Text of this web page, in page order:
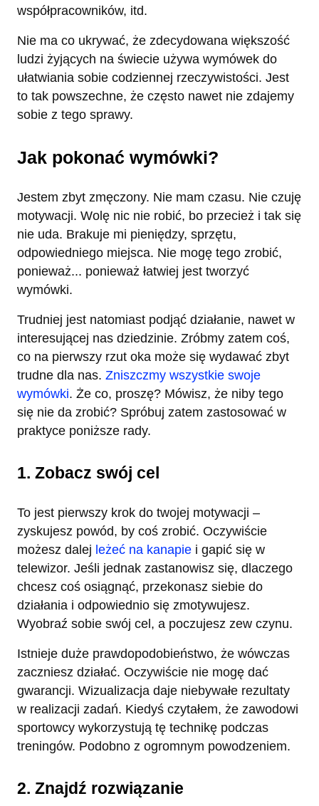
współpracowników, itd.
Nie ma co ukrywać, że zdecydowana większość
ludzi żyjących na świecie używa wymówek do
ułatwiania sobie codziennej rzeczywistości. Jest
to tak powszechne, że często nawet nie zdajemy
sobie z tego sprawy.
Jak pokonać wymówki?
Jestem zbyt zmęczony. Nie mam czasu. Nie czuję
motywacji. Wolę nic nie robić, bo przecież i tak się
nie uda. Brakuje mi pieniędzy, sprzętu,
odpowiedniego miejsca. Nie mogę tego zrobić,
ponieważ... ponieważ łatwiej jest tworzyć
wymówki.
Trudniej jest natomiast podjąć działanie, nawet w
interesującej nas dziedzinie. Zróbmy zatem coś,
co na pierwszy rzut oka może się wydawać zbyt
trudne dla nas. Zniszczmy wszystkie swoje
wymówki. Że co, proszę? Mówisz, że niby tego
się nie da zrobić? Spróbuj zatem zastosować w
praktyce poniższe rady.
1. Zobacz swój cel
To jest pierwszy krok do twojej motywacji –
zyskujesz powód, by coś zrobić. Oczywiście
możesz dalej leżeć na kanapie i gapić się w
telewizor. Jeśli jednak zastanowisz się, dlaczego
chcesz coś osiągnąć, przekonasz siebie do
działania i odpowiednio się zmotywujesz.
Wyobraź sobie swój cel, a poczujesz zew czynu.
Istnieje duże prawdopodobieństwo, że wówczas
zaczniesz działać. Oczywiście nie mogę dać
gwarancji. Wizualizacja daje niebywałe rezultaty
w realizacji zadań. Kiedyś czytałem, że zawodowi
sportowcy wykorzystują tę technikę podczas
treningów. Podobno z ogromnym powodzeniem.
2. Znajdź rozwiązanie